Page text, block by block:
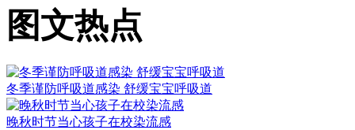
图文热点
冬季谨防呼吸道感染 舒缓宝宝呼吸道
晚秋时节当心孩子在校染流感